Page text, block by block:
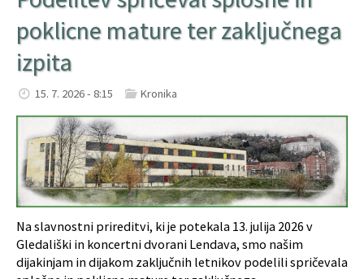
poklicne mature ter zaključnega
izpita
15. 7. 2026 - 8:15 Kronika
Na slavnostni prireditvi, ki je potekala 13. julija 2026 v
Gledališki in koncertni dvorani Lendava, smo našim
dijakinjam in dijakom zaključnih letnikov podelili spričevala